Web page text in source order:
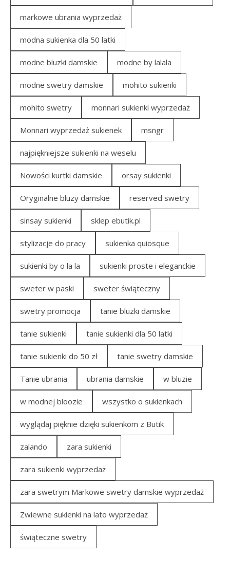
markowe ubrania wyprzedaż
modna sukienka dla 50 latki
modne bluzki damskie modne by lalala
modne swetry damskie mohito sukienki
mohito swetry monnari sukienki wyprzedaż
Monnari wyprzedaż sukienek msngr
najpiękniejsze sukienki na weselu
Nowości kurtki damskie orsay sukienki
Oryginalne bluzy damskie reserved swetry
sinsay sukienki sklep ebutik.pl
stylizacje do pracy sukienka quiosque
sukienki by o la la sukienki proste i eleganckie
sweter w paski sweter świąteczny
swetry promocja tanie bluzki damskie
tanie sukienki tanie sukienki dla 50 latki
tanie sukienki do 50 zł tanie swetry damskie
Tanie ubrania ubrania damskie w bluzie
w modnej bloozie wszystko o sukienkach
wyglądaj pięknie dzięki sukienkom z Butik
zalando zara sukienki
zara sukienki wyprzedaż
zara swetrym Markowe swetry damskie wyprzedaż
Zwiewne sukienki na lato wyprzedaż
świąteczne swetry